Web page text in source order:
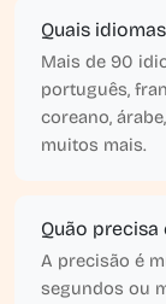
Quais
Mais de 90
português,
coreano,
muitos mais.
Quão precisa
A precisão é
segundos ou